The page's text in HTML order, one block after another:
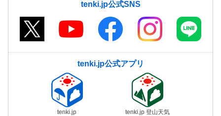
tenki.jp公式SNS
tenki.jp公式アプリ
tenki.jp tenki.jp 登山天気